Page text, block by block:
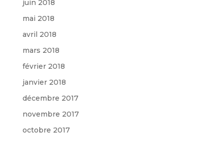
juin 2018
mai 2018
avril 2018
mars 2018
février 2018
janvier 2018
décembre 2017
novembre 2017
octobre 2017